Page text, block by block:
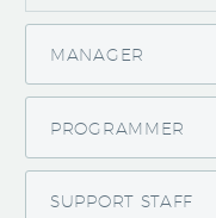
MANAGER
PROGRAMMER
SUPPORT STAFF